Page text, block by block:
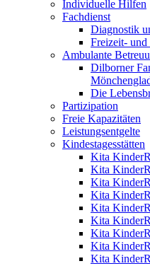
Individuelle Hilfen
Fachdienst
Diagnostik
Freizeit-
Ambulante
Dilborner
Die
Partizipation
Freie Kapazitäten
Leistungsentgelte
Kindestagesstätten
Kita
Kita
Kita
Kita
Kita
Kita
Kita
Kita
Kita